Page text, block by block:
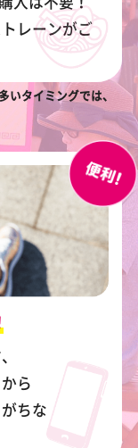
レーンがご
タイミングでは、
ら
ちな